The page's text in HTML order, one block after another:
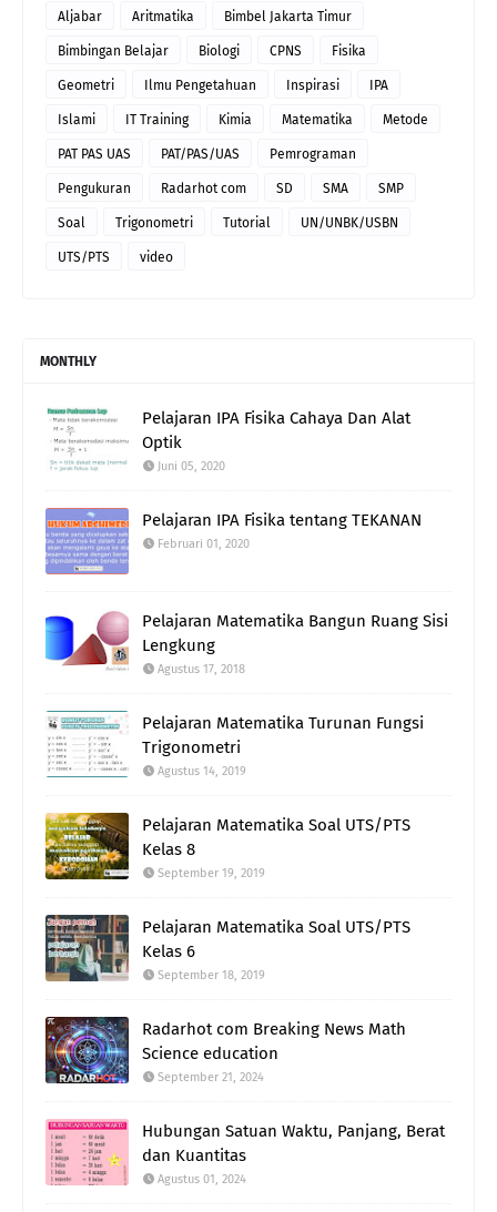
Aljabar Aritmatika Bimbel Jakarta Timur
Bimbingan Belajar Biologi CPNS Fisika
Geometri Ilmu Pengetahuan Inspirasi IPA
Islami IT Training Kimia Matematika Metode
PAT PAS UAS PAT/PAS/UAS Pemrograman
Pengukuran Radarhot com SD SMA SMP
Soal Trigonometri Tutorial UN/UNBK/USBN
UTS/PTS video
MONTHLY
Pelajaran IPA Fisika Cahaya Dan Alat
Optik
Juni 05, 2020
Pelajaran IPA Fisika tentang TEKANAN
Februari 01, 2020
Pelajaran Matematika Bangun Ruang Sisi
Lengkung
Agustus 17, 2018
Pelajaran Matematika Turunan Fungsi
Trigonometri
Agustus 14, 2019
Pelajaran Matematika Soal UTS/PTS
Kelas 8
September 19, 2019
Pelajaran Matematika Soal UTS/PTS
Kelas 6
September 18, 2019
Radarhot com Breaking News Math
Science education
September 21, 2024
Hubungan Satuan Waktu, Panjang, Berat
dan Kuantitas
Agustus 01, 2024